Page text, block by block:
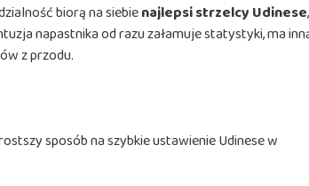
biorą na siebienajlepsi strzelcy Udinese
napastnika od razu załamuje statystyki, ma
z przodu.
sposób na szybkie ustawienie Udinese w